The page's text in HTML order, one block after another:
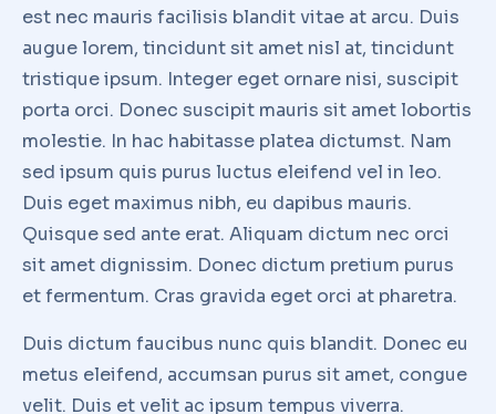
est nec mauris facilisis blandit vitae at arcu. Duis
augue lorem, tincidunt sit amet nisl at, tincidunt
tristique ipsum. Integer eget ornare nisi, suscipit
porta orci. Donec suscipit mauris sit amet lobortis
molestie. In hac habitasse platea dictumst. Nam
sed ipsum quis purus luctus eleifend vel in leo.
Duis eget maximus nibh, eu dapibus mauris.
Quisque sed ante erat. Aliquam dictum nec orci
sit amet dignissim. Donec dictum pretium purus
et fermentum. Cras gravida eget orci at pharetra.
Duis dictum faucibus nunc quis blandit. Donec eu
metus eleifend, accumsan purus sit amet, congue
velit. Duis et velit ac ipsum tempus viverra.